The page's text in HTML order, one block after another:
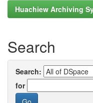
Huachiew Archiving
Search
Search:
for